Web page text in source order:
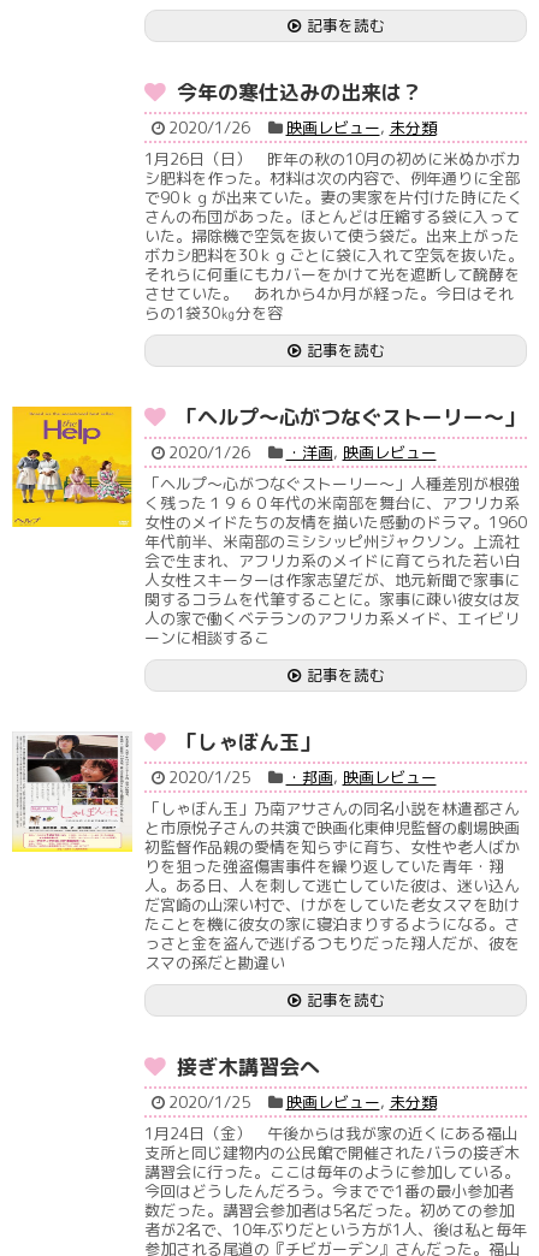
記事を読む
今年の寒仕込みの出来は？
2020/1/26 映画レビュー, 未分類
1月26日（日） 昨年の秋の10月の初めに米ぬかボカ
シ肥料を作った。材料は次の内容で、例年通りに全部
で90ｋｇが出来ていた。妻の実家を片付けた時にたく
さんの布団があった。ほとんどは圧縮する袋に入って
いた。掃除機で空気を抜いて使う袋だ。出来上がった
ボカシ肥料を30ｋｇごとに袋に入れて空気を抜いた。
それらに何重にもカバーをかけて光を遮断して醗酵を
させていた。 あれから4か月が経った。今日はそれ
らの1袋30㎏分を容
記事を読む
「ヘルプ～心がつなぐストーリー～」
2020/1/26 ・洋画, 映画レビュー
「ヘルプ～心がつなぐストーリー～」人種差別が根強
く残った１９６０年代の米南部を舞台に、アフリカ系
女性のメイドたちの友情を描いた感動のドラマ。1960
年代前半、米南部のミシシッピ州ジャクソン。上流社
会で生まれ、アフリカ系のメイドに育てられた若い白
人女性スキーターは作家志望だが、地元新聞で家事に
関するコラムを代筆することに。家事に疎い彼女は友
人の家で働くベテランのアフリカ系メイド、エイビリ
ーンに相談するこ
記事を読む
「しゃぼん玉」
2020/1/25 ・邦画, 映画レビュー
「しゃぼん玉」乃南アサさんの同名小説を林遣都さん
と市原悦子さんの共演で映画化東伸児監督の劇場映画
初監督作品親の愛情を知らずに育ち、女性や老人ばか
りを狙った強盗傷害事件を繰り返していた青年・翔
人。ある日、人を刺して逃亡していた彼は、迷い込ん
だ宮崎の山深い村で、けがをしていた老女スマを助け
たことを機に彼女の家に寝泊まりするようになる。さ
っさと金を盗んで逃げるつもりだった翔人だが、彼を
スマの孫だと勘違い
記事を読む
接ぎ木講習会へ
2020/1/25 映画レビュー, 未分類
1月24日（金） 午後からは我が家の近くにある福山
支所と同じ建物内の公民館で開催されたバラの接ぎ木
講習会に行った。ここは毎年のように参加している。
今回はどうしたんだろう。今までで1番の最小参加者
数だった。講習会参加者は5名だった。初めての参加
者が2名で、10年ぶりだという方が1人、後は私と毎年
参加される尾道の『チビガーデン』さんだった。福山